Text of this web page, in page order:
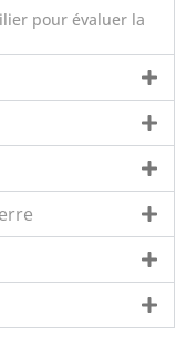
pour évaluer la